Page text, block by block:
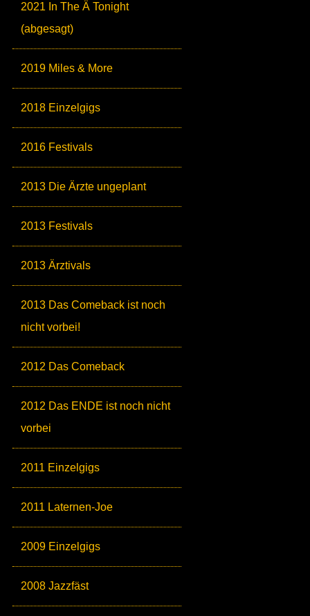
2021 In The Ä Tonight
(abgesagt)
2019 Miles & More
2018 Einzelgigs
2016 Festivals
2013 Die Ärzte ungeplant
2013 Festivals
2013 Ärztivals
2013 Das Comeback ist noch
nicht vorbei!
2012 Das Comeback
2012 Das ENDE ist noch nicht
vorbei
2011 Einzelgigs
2011 Laternen-Joe
2009 Einzelgigs
2008 Jazzfäst